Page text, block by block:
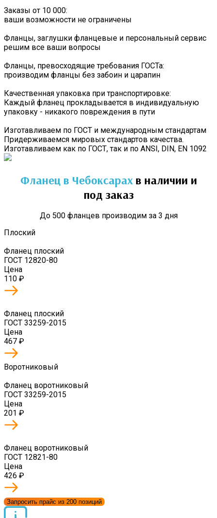
Заказы от 10 000:
ваши возможности не ограничены
Фланцы, заглушки фланцевые и персональный сервис
решим все ваши вопросы
Фланцы, превосходящие требования ГОСТа:
производим фланцы без забоин и царапин
Качественная упаковка при транспортировке:
Каждый фланец прокладывается в индивидуальную
упаковку - никакого повреждения в пути
Изготавливаем по ГОСТ и международным стандартам
Придерживаемся мировых стандартов качества.
Изготавливаем как по ГОСТ, так и по ANSI, DIN, EN 1092
Фланец в Чебоксарахв наличии и
под заказ
До 500 фланцев производим за 3 дня
Плоский
Фланец плоский
ГОСТ 12820-80
Цена
110 ₽
Фланец плоский
ГОСТ 33259-2015
Цена
467 ₽
Воротниковый
Фланец воротниковый
ГОСТ 33259-2015
Цена
201 ₽
Фланец воротниковый
ГОСТ 12821-80
Цена
426 ₽
Запросить прайс из 200 позиций